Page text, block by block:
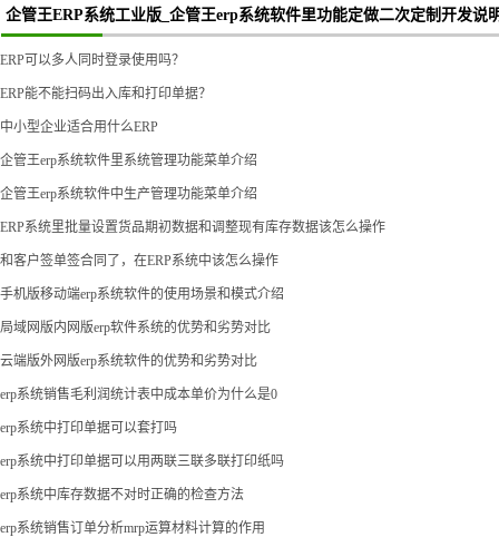
企管王ERP系统工业版_企管王erp系统软件里功能定做二次定制开发说
ERP可以多人同时登录使用吗？
ERP能不能扫码出入库和打印单据？
中小型企业适合用什么ERP
企管王erp系统软件里系统管理功能菜单介绍
企管王erp系统软件中生产管理功能菜单介绍
ERP系统里批量设置货品期初数据和调整现有库存数据该怎么操作
和客户签单签合同了，在ERP系统中该怎么操作
手机版移动端erp系统软件的使用场景和模式介绍
局域网版内网版erp软件系统的优势和劣势对比
云端版外网版erp系统软件的优势和劣势对比
erp系统销售毛利润统计表中成本单价为什么是0
erp系统中打印单据可以套打吗
erp系统中打印单据可以用两联三联多联打印纸吗
erp系统中库存数据不对时正确的检查方法
erp系统销售订单分析mrp运算材料计算的作用